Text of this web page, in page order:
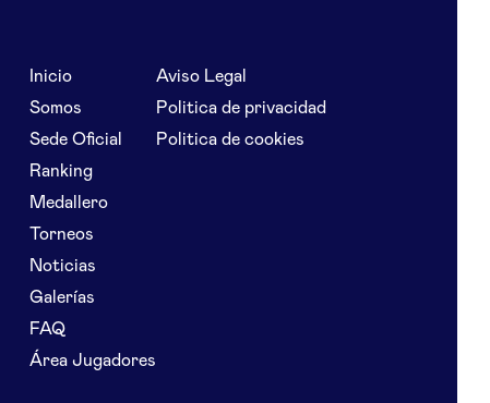
Inicio
Somos
Sede Oficial
Ranking
Medallero
Torneos
Noticias
Galerías
FAQ
Área Jugadores
Aviso Legal
Politica de privacidad
Politica de cookies